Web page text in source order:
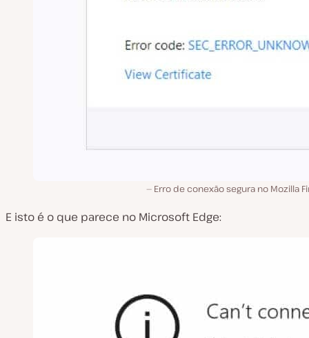
Erro de conexão segura no Mozilla
E isto é o que parece no Microsoft Edge: